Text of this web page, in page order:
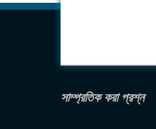
সাম্প্রতিক করা প্রশ্ন